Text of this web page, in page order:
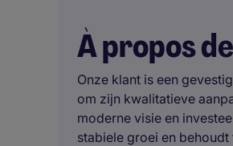
À propos
Onze klant is een
om zijn kwalitatieve
moderne visie en
stabiele groei en